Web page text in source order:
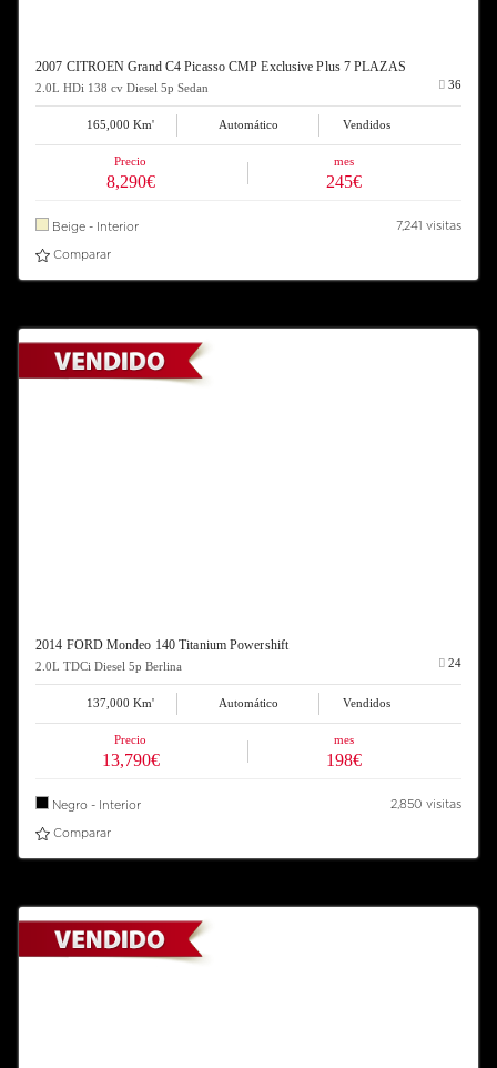
2007 CITROEN Grand C4 Picasso CMP Exclusive Plus 7 PLAZAS
36
2.0L HDi 138 cv Diesel 5p Sedan
165,000 Km' Automático Vendidos
Precio
8,290€
mes
245€
7,241 visitas
Beige - Interior
Comparar
2014 FORD Mondeo 140 Titanium Powershift
24
2.0L TDCi Diesel 5p Berlina
137,000 Km' Automático Vendidos
Precio
13,790€
mes
198€
2,850 visitas
Negro - Interior
Comparar